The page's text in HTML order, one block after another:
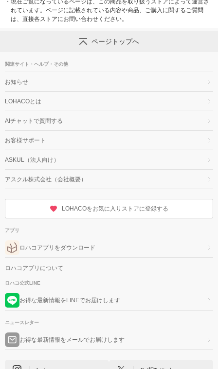
・ 現在ご覧になっているページは、この商品を取り扱うストアによって運営さ
れています。ページに記載されている内容や商品、ご購入に関するご質問
は、直接各ストアにお問い合わせください。
ページトップへ
関連サイト・ヘルプ・その他
お知らせ
LOHACOとは
AIチャットで質問する
お客様サポート
ASKUL（法人向け）
アスクル株式会社（会社概要）
LOHACOをお気に入りストアに登録する
アプリ
ロハコアプリをダウンロード
ロハコアプリについて
ロハコ公式LINE
お得な最新情報をLINEでお届けします
ニュースレター
お得な最新情報をメールでお届けします